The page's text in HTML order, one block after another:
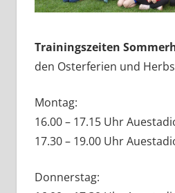
Trainingszeiten
den Osterferien und
Montag:
16.00 – 17.15 Uhr
17.30 – 19.00 Uhr
Donnerstag: